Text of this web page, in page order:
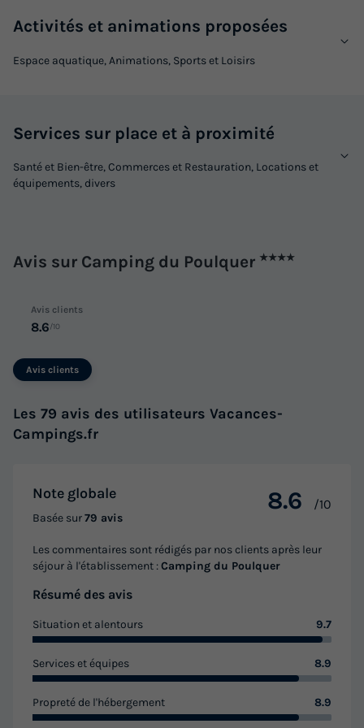
Activités et animations proposées
Espace aquatique, Animations, Sports et Loisirs
Services sur place et à proximité
Santé et Bien-être, Commerces et Restauration, Locations et
équipements, divers
Avis sur Camping du Poulquer ★★★★
Avis clients
8.6/10
Avis clients
Les 79 avis des utilisateurs Vacances-
Campings.fr
Note globale
Basée sur79 avis
8.6 /10
Les commentaires sont rédigés par nos clients après leur
séjour à l'établissement :Camping du Poulquer
Résumé des avis
Situation et alentours 9.7
Services et équipes 8.9
Propreté de l'hébergement 8.9